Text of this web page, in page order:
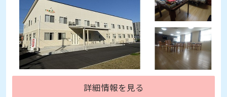
詳細情報を見る